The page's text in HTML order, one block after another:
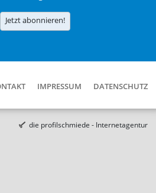
Jetzt abonnieren!
IMPRESSUM DATENSCHUTZ
die profilschmiede - Internetagentur